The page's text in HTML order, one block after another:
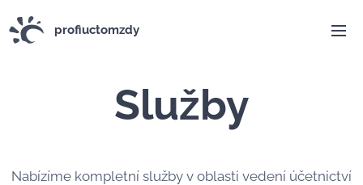
profiuctomzdy
Služby
Nabízíme kompletní služby v oblasti vedení účetnictví